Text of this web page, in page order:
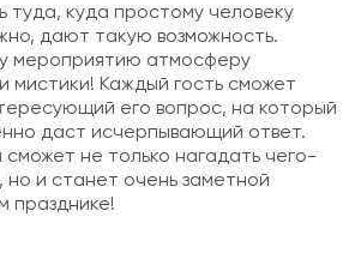
туда, куда простому человеку
дают такую возможность.
мероприятию атмосферу
мистики! Каждый гость сможет
его вопрос, на который
даст исчерпывающий ответ.
не только нагадать чего-
но и станет очень заметной
празднике!